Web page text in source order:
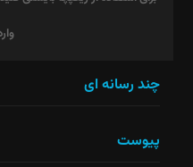
نباید
چند رسانه ای
پیوست